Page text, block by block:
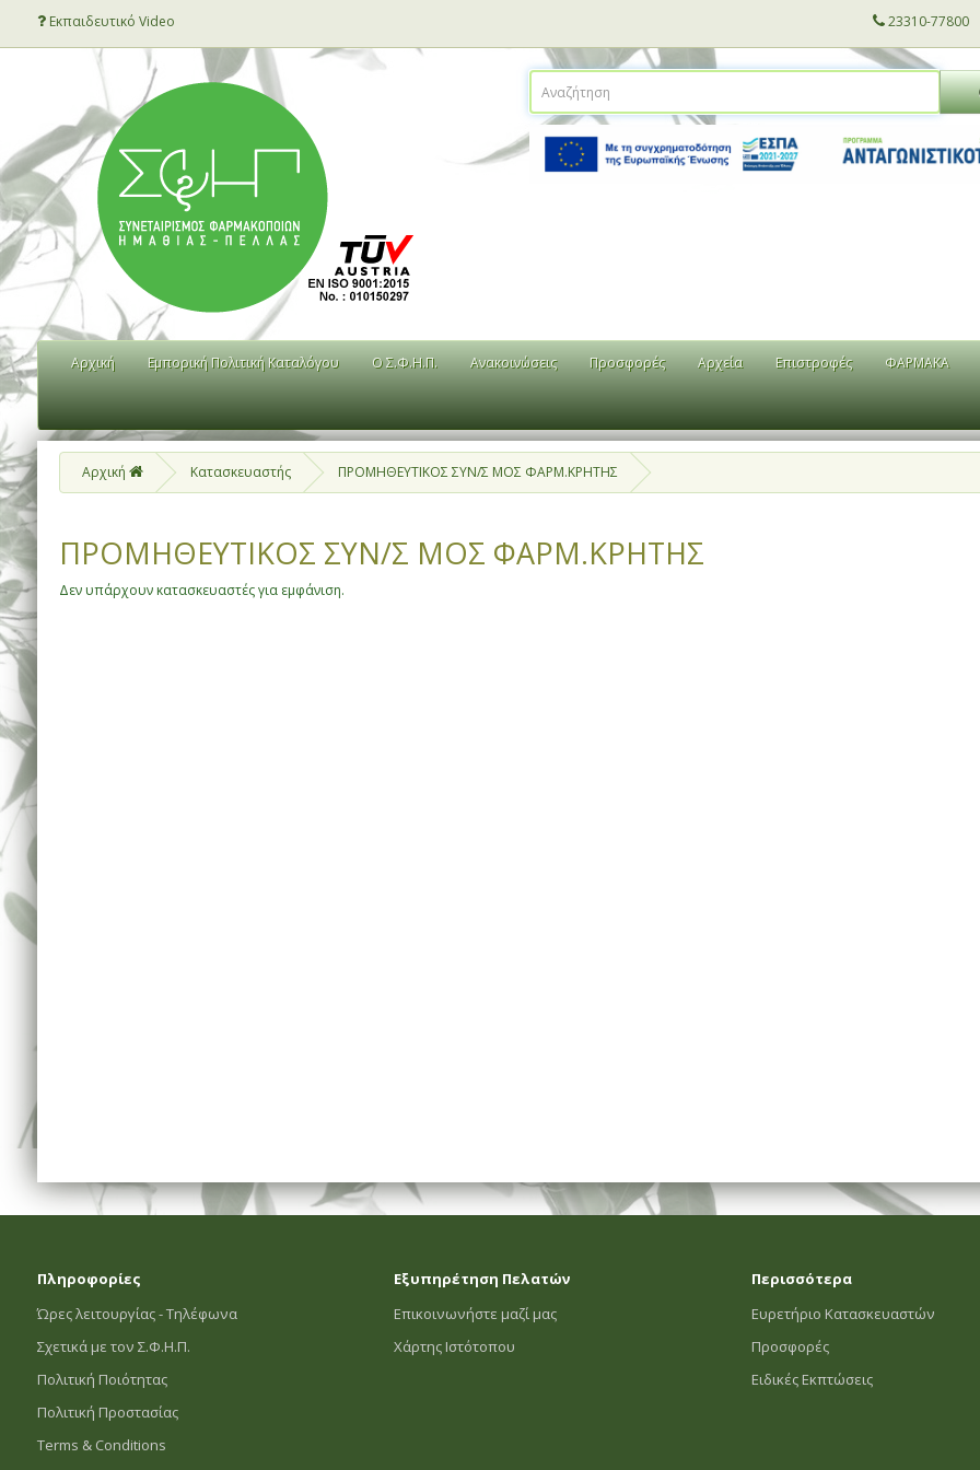
Εκπαιδευτικό Video 23310-77800
Αρχική Εμπορική Πολιτική Καταλόγου Ο Σ.Φ.Η.Π. Ανακοινώσεις Προσφορές Αρχεία Επιστροφές ΦΑΡΜΑΚΑ
Αρχική Κατασκευαστής ΠΡΟΜΗΘΕΥΤΙΚΟΣ ΣΥΝ/Σ ΜΟΣ ΦΑΡΜ.ΚΡΗΤΗΣ
ΠΡΟΜΗΘΕΥΤΙΚΟΣ ΣΥΝ/Σ ΜΟΣ ΦΑΡΜ.ΚΡΗΤΗΣ
Δεν υπάρχουν κατασκευαστές για εμφάνιση.
Πληροφορίες
Ώρες λειτουργίας - Τηλέφωνα
Σχετικά με τον Σ.Φ.Η.Π.
Πολιτική Ποιότητας
Πολιτική Προστασίας
Terms & Conditions
Εξυπηρέτηση Πελατών
Επικοινωνήστε μαζί μας
Χάρτης Ιστότοπου
Περισσότερα
Ευρετήριο Κατασκευαστών
Προσφορές
Ειδικές Εκπτώσεις